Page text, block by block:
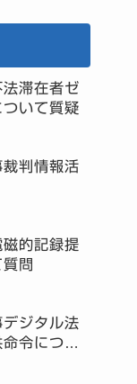
滞在者ゼ
いて質疑
判情報活
的記録提
問
ジタル法
令につい